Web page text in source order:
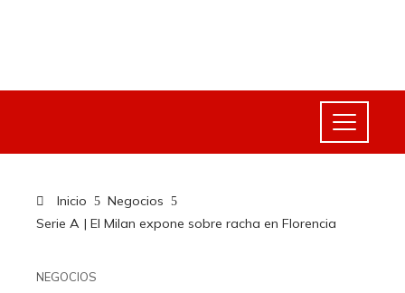
Inicio
Negocios
Serie A | El Milan expone sobre racha en Florencia
NEGOCIOS